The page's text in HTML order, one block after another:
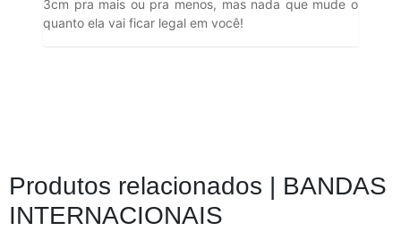
3cm pra mais ou pra menos, mas nada que mude o
quanto ela vai ficar legal em você!
Produtos relacionados | BANDAS
INTERNACIONAIS